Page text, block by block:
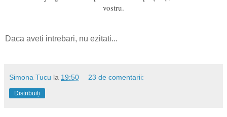
vostru.
Daca aveti intrebari, nu ezitati...
Simona Tucu la 19:50 23 de comentarii:
Distribuiți